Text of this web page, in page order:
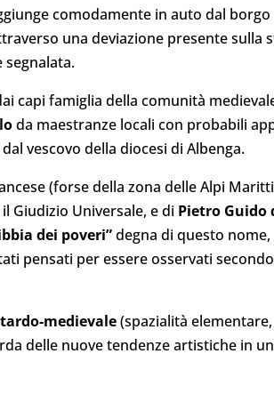
comodamente in auto dal borgo
una deviazione presente sulla
capi famiglia della comunità
da maestranze locali con probabili
dal vescovo della diocesi di Albenga.
(forse della zona delle Alpi
Giudizio Universale, e di Pietro Guido
dei poveri”degna di questo
pensati per essere osservati
medievale(spazialità
delle nuove tendenze artistiche in